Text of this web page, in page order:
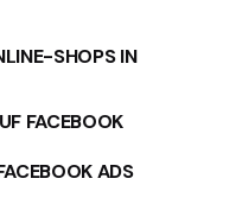
SHOPS IN
Ihres Online-Shops
FACEBOOK
Ihrer Facebook-
ADS